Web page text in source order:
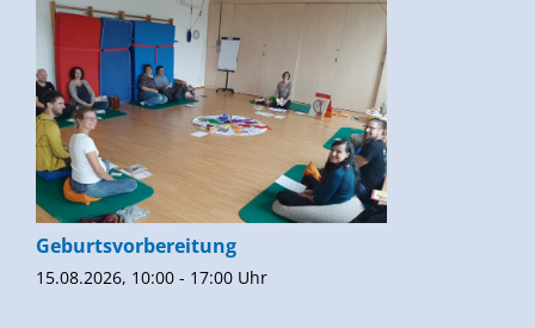
Geburtsvorbereitung
15.08.2026, 10:00 - 17:00 Uhr